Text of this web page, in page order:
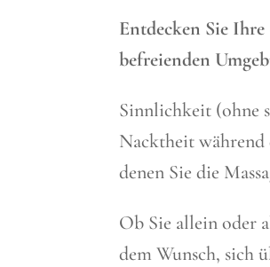
Entdecken Sie
befreienden
Sinnlichkeit (ohne
Nacktheit während
denen Sie die
Ob Sie allein oder
dem Wunsch, sich